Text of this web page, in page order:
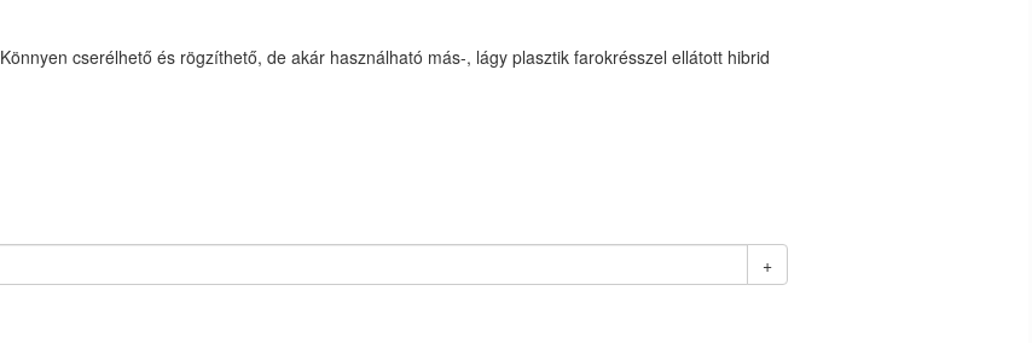
Könnyen cserélhető és rögzíthető, de akár használható más-, lágy plasztik farokrésszel ellátott hibrid
+